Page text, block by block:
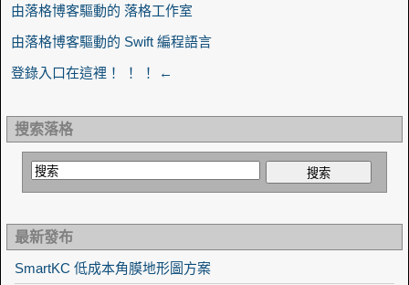
由落格博客驅動的 落格工作室
由落格博客驅動的 Swift 編程語言
登錄入口在這裡！ ！ ！ ←
搜索落格
最新發布
SmartKC 低成本角膜地形圖方案